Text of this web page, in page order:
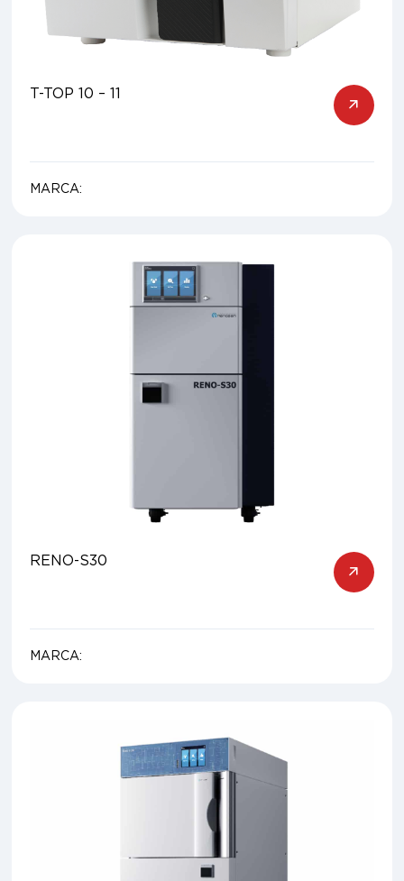
T-TOP 10 – 11
MARCA:
RENO-S30
MARCA: